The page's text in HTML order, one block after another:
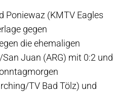
Poniewaz (KMTV Eagles
gegen
die ehemaligen
Juan (ARG) mit 0:2 und
TV Bad Tölz) und